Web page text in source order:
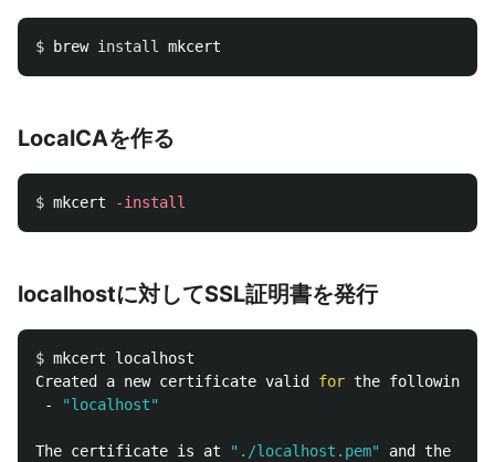
$ brew install
LocalCAを作る
$ mkcert -install
localhostに対してSSL証明書を発行
$ mkcert localhost
Created a new certificate valid for the following
-
"localhost"
The certificate is at "./localhost.pem" and the